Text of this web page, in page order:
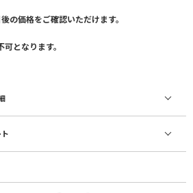
の価格をご確認いただけます。
となります。